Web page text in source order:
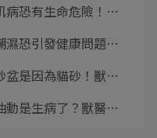
病恐有生命危險！⋯
濕恐引發健康問題⋯
盆是因為貓砂！獸⋯
動是生病了？獸醫⋯